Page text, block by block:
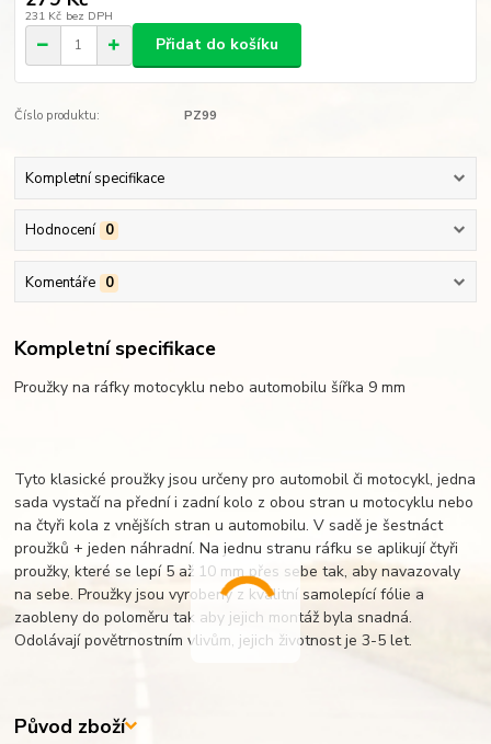
231 Kč bez DPH
Přidat do košíku
Číslo produktu: PZ99
Kompletní specifikace
Hodnocení 0
Komentáře 0
Kompletní specifikace
Proužky na ráfky motocyklu nebo automobilu šířka 9 mm
Tyto klasické proužky jsou určeny pro automobil či motocykl, jedna
sada vystačí na přední i zadní kolo z obou stran u motocyklu nebo
na čtyři kola z vnějších stran u automobilu. V sadě je šestnáct
proužků + jeden náhradní. Na jednu stranu ráfku se aplikují čtyři
proužky, které se lepí 5 až 10 mm přes sebe tak, aby navazovaly
na sebe. Proužky jsou vyrobeny z kvalitní samolepící fólie a
zaobleny do poloměru tak aby jejich montáž byla snadná.
Odolávají povětrnostním vlivům, jejich životnost je 3-5 let.
Původ zboží